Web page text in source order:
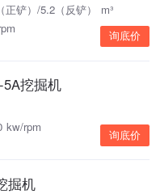
正铲）/5.2（反铲） m³
询底价
5A挖掘机
kw/rpm
询底价
掘机